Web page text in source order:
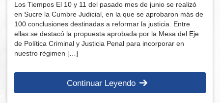
Los Tiempos El 10 y 11 del pasado mes de junio se realizó
en Sucre la Cumbre Judicial, en la que se aprobaron más de
100 conclusiones destinadas a reformar la justicia. Entre
ellas se destacó la propuesta aprobada por la Mesa del Eje
de Política Criminal y Justicia Penal para incorporar en
nuestro régimen […]
Continuar Leyendo